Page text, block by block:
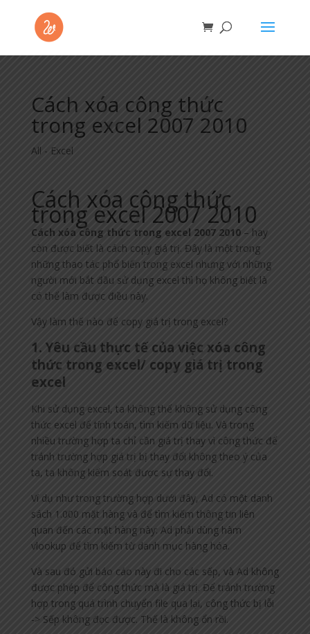
Cách xóa công thức
trong excel 2007 2010
All - Excel
Cách xóa công thức
trong excel 2007 2010
Cách xóa công thức trong excel 2007 2010– hay
còn được biết là cách copy giá trị. Đây là một trong
những thao tác phổ biến trong excel nhưng với những
người mới bắt đầu sử dụng excel thì họ không biết là
có thể làm được điều này.
Vậy làm thế nào để copy giá trị trong excel?
1. Yêu cầu thực tế của việc xóa công
thức trong excel/ copy giá trị trong
excel
Khi sử dụng excel, ta không thể không sử dụng công
thức excel để tính toán, tìm kiếm dữ liệu. Và trong
nhiều trường hợp ta chỉ cần giá trị thay vì công thức để
tránh trường hợp giá trị bị thay đổi không theo ý của
ta, ta không kiểm soát được sự thay đổi.
Ví dụ như trong trường hợp dưới đây, Ad có một danh
sách 1.000 mặt hàng và để tìm kiếm thông tin liên
quan đến các mặt hàng này: Ad phải dùng hàm
vlookup để tìm kiếm từ danh mục hàng hóa.
Và sau đó gửi báo cáo này đi cho các sếp, và Ad không
được phép để công thức mà là giá trị. Để tránh trường
hợp trong quá trình chuyển file qua lại, công thức bị lỗi
-> Sếp không đọc được. Thế là không ổn rồi.